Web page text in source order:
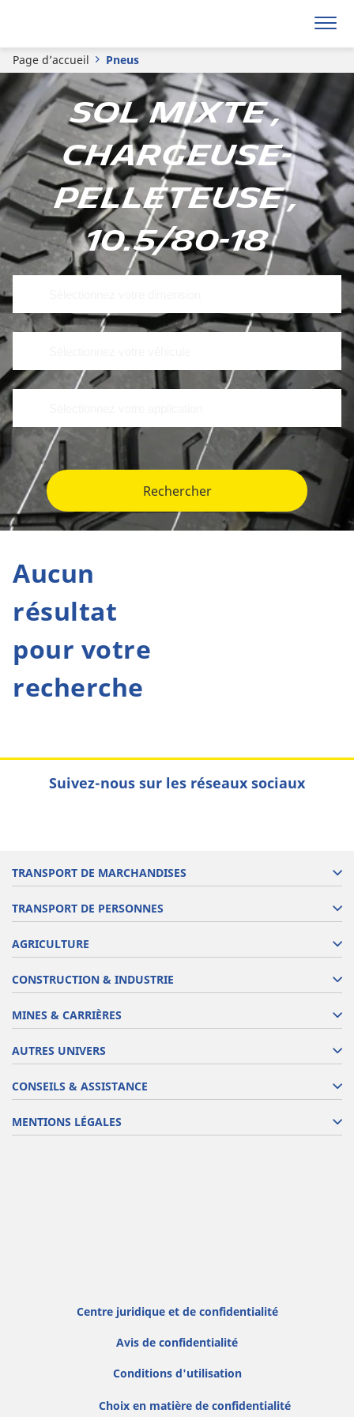
Page d’accueil Pneus
Sol mixte ,
Chargeuse-
pelleteuse ,
10.5/80-18
Rechercher
Aucun
résultat
pour votre
recherche
Suivez-nous sur les réseaux sociaux
TRANSPORT DE MARCHANDISES
TRANSPORT DE PERSONNES
AGRICULTURE
CONSTRUCTION & INDUSTRIE
MINES & CARRIÈRES
AUTRES UNIVERS
CONSEILS & ASSISTANCE
MENTIONS LÉGALES
Centre juridique et de confidentialité
Avis de confidentialité
Conditions d'utilisation
Choix en matière de confidentialité